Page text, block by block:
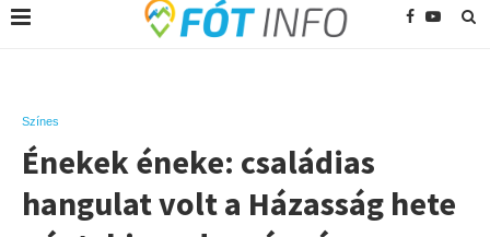
Színes
Énekek éneke: családias
hangulat volt a Házasság hete